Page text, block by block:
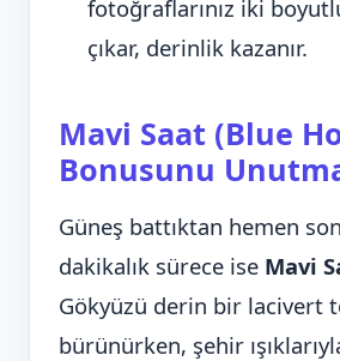
fotoğraflarınız iki
çıkar, derinlik kazanır.
Mavi Saat (Blue
Bonusunu
Güneş battıktan hemen
dakikalık sürece ise Mavi
Gökyüzü derin bir lacivert
bürünürken, şehir